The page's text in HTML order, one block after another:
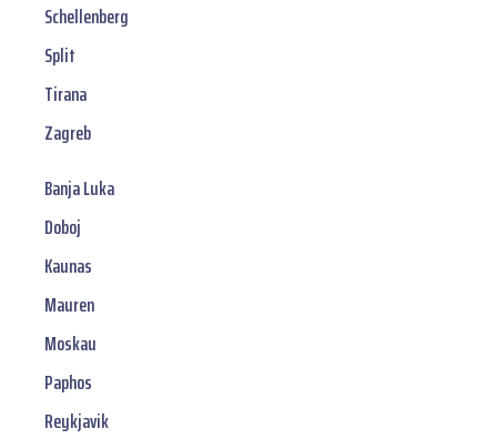
Schellenberg
Split
Tirana
Zagreb
Banja Luka
Doboj
Kaunas
Mauren
Moskau
Paphos
Reykjavik